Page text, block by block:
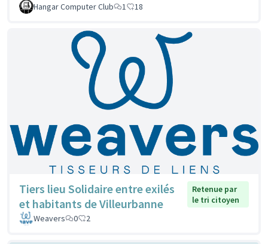
Hangar Computer Club
1 18
Tiers lieu Solidaire entre exilés
et habitants de Villeurbanne
Retenue par
le tri citoyen
Weavers
0 2